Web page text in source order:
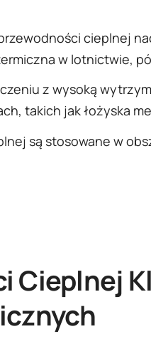
cieplnej
w lotnictwie,
z wysoką
takich jak łożyska
są stosowane w
Cieplnej